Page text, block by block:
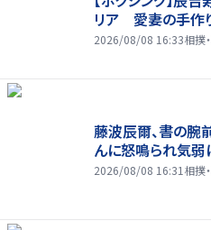
リア 愛妻の手作
2026/08/08 16:33相撲
藤波辰爾、書の腕
んに怒鳴られ気弱
2026/08/08 16:31 相撲